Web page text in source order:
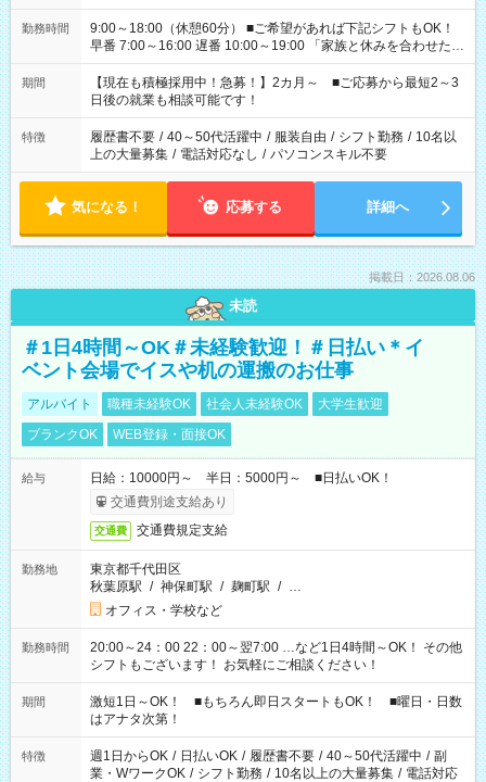
勤務時間
9:00～18:00（休憩60分） ■ご希望があれば下記シフトもOK！
早番 7:00～16:00 遅番 10:00～19:00 「家族と休みを合わせた
い」 「余裕を持って夕飯の準備がしたい」 「できれば残業はし
たくない」 など、ご希望を教えてくださいね。 ※Wワーク希望
の方へ 今ご覧のお仕事で希望する勤務時間と、もう1つのお仕事
の勤務時間。 合計で週40時間を超える場合は応募できません。
期間
【現在も積極採用中！急募！】2カ月～ ■ご応募から最短2～3
日後の就業も相談可能です！
特徴 履歴書不要 / 40～50代活躍中 / 服装自由 / シフト勤務 / 10名以
上の大量募集 / 電話対応なし / パソコンスキル不要
気になる！ 応募する 詳細へ
掲載日：2026.08.06
未読
＃1日4時間～OK＃未経験歓迎！＃日払い＊イ
ベント会場でイスや机の運搬のお仕事
アルバイト 職種未経験OK 社会人未経験OK
大学生歓迎
ブランクOK
WEB登録・面接OK
給与
日給：10000円～ 半日：5000円～ ■日払いOK！
交通費別途支給あり
交通費 交通費規定支給
勤務地
東京都千代田区
秋葉原駅 / 神保町駅 / 麹町駅 / …
オフィス・学校など
勤務時間
20:00～24：00 22：00～翌7:00 …など1日4時間～OK！ その他
シフトもございます！ お気軽にご相談ください！
期間
激短1日～OK！ ■もちろん即日スタートもOK！ ■曜日・日数
はアナタ次第！
特徴 週1日からOK / 日払いOK / 履歴書不要 / 40～50代活躍中 / 副
業・WワークOK / シフト勤務 / 10名以上の大量募集 / 電話対応